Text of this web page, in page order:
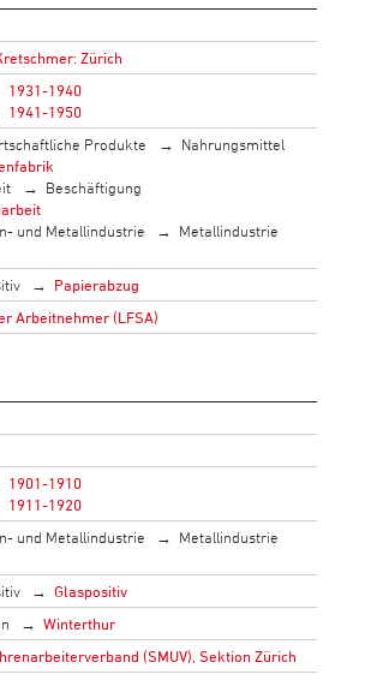
Zürich
1931-1940
1941-1950
Produkte
Nahrungsmittel
Beschäftigung
und Metallindustrie
Metallindustrie
Papierabzug
Arbeitnehmer (LFSA)
1901-1910
1911-1920
und Metallindustrie
Metallindustrie
Glaspositiv
Winterthur
(SMUV), Sektion Zürich